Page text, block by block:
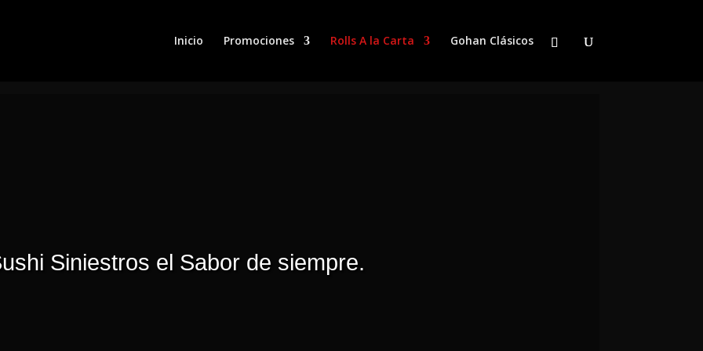
Inicio Promociones Rolls A la Carta Gohan Clásicos
Siniestros el Sabor de siempre.